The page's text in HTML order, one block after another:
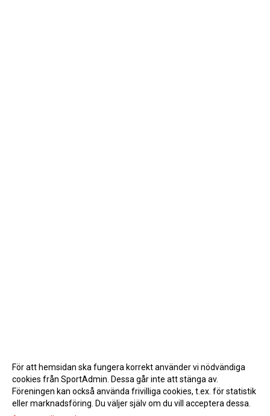
För att hemsidan ska fungera korrekt använder vi nödvändiga
cookies från SportAdmin. Dessa går inte att stänga av.
Föreningen kan också använda frivilliga cookies, t.ex. för statistik
eller marknadsföring. Du väljer själv om du vill acceptera dessa.